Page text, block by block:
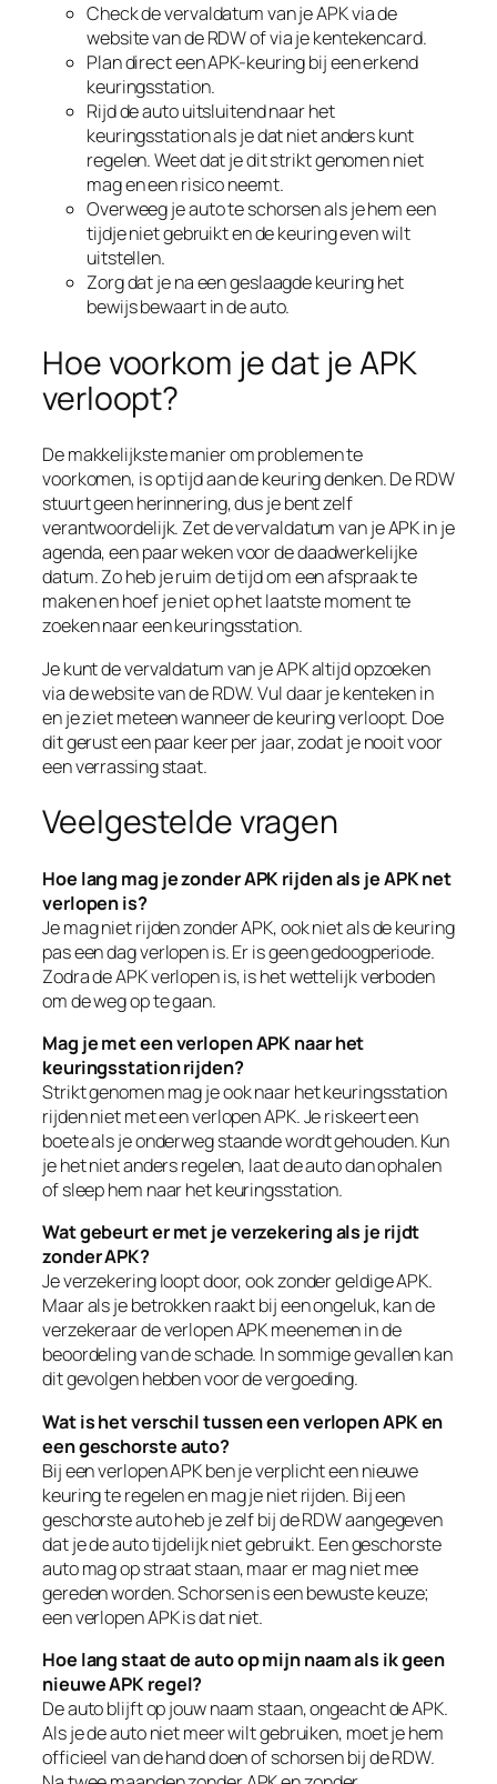
Check de vervaldatum van je APK via de
website van de RDW of via je kentekencard.
Plan direct een APK-keuring bij een erkend
keuringsstation.
Rijd de auto uitsluitend naar het
keuringsstation als je dat niet anders kunt
regelen. Weet dat je dit strikt genomen niet
mag en een risico neemt.
Overweeg je auto te schorsen als je hem een
tijdje niet gebruikt en de keuring even wilt
uitstellen.
Zorg dat je na een geslaagde keuring het
bewijs bewaart in de auto.
Hoe voorkom je dat je APK
verloopt?
De makkelijkste manier om problemen te
voorkomen, is op tijd aan de keuring denken. De RDW
stuurt geen herinnering, dus je bent zelf
verantwoordelijk. Zet de vervaldatum van je APK in je
agenda, een paar weken voor de daadwerkelijke
datum. Zo heb je ruim de tijd om een afspraak te
maken en hoef je niet op het laatste moment te
zoeken naar een keuringsstation.
Je kunt de vervaldatum van je APK altijd opzoeken
via de website van de RDW. Vul daar je kenteken in
en je ziet meteen wanneer de keuring verloopt. Doe
dit gerust een paar keer per jaar, zodat je nooit voor
een verrassing staat.
Veelgestelde vragen
Hoe lang mag je zonder APK rijden als je APK net
verlopen is?
Je mag niet rijden zonder APK, ook niet als de keuring
pas een dag verlopen is. Er is geen gedoogperiode.
Zodra de APK verlopen is, is het wettelijk verboden
om de weg op te gaan.
Mag je met een verlopen APK naar het
keuringsstation rijden?
Strikt genomen mag je ook naar het keuringsstation
rijden niet met een verlopen APK. Je riskeert een
boete als je onderweg staande wordt gehouden. Kun
je het niet anders regelen, laat de auto dan ophalen
of sleep hem naar het keuringsstation.
Wat gebeurt er met je verzekering als je rijdt
zonder APK?
Je verzekering loopt door, ook zonder geldige APK.
Maar als je betrokken raakt bij een ongeluk, kan de
verzekeraar de verlopen APK meenemen in de
beoordeling van de schade. In sommige gevallen kan
dit gevolgen hebben voor de vergoeding.
Wat is het verschil tussen een verlopen APK en
een geschorste auto?
Bij een verlopen APK ben je verplicht een nieuwe
keuring te regelen en mag je niet rijden. Bij een
geschorste auto heb je zelf bij de RDW aangegeven
dat je de auto tijdelijk niet gebruikt. Een geschorste
auto mag op straat staan, maar er mag niet mee
gereden worden. Schorsen is een bewuste keuze;
een verlopen APK is dat niet.
Hoe lang staat de auto op mijn naam als ik geen
nieuwe APK regel?
De auto blijft op jouw naam staan, ongeacht de APK.
Als je de auto niet meer wilt gebruiken, moet je hem
officieel van de hand doen of schorsen bij de RDW.